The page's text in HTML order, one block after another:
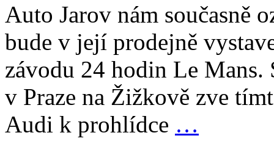
Auto Jarov nám současně
bude v její prodejně
závodu 24 hodin Le Mans.
v Praze na Žižkově zve
Audi k prohlídce …